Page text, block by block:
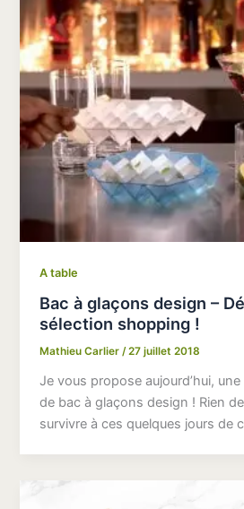
A table
Bac à glaçons design –
sélection shopping !
Mathieu Carlier/27 juillet 2018
Je vous propose aujourd’hui,
de bac à glaçons design ! Rien
survivre à ces quelques jours de